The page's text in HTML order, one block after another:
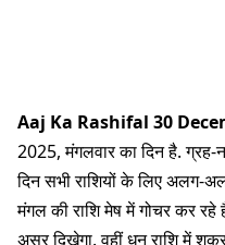
Aaj Ka Rashifal 30
2025, मंगलवार का दिन है.
दिन सभी राशियों के लिए अलग-
मंगल की राशि मेष में गोचर कर रहे
असर दिखेगा. वहीं धनु राशि में